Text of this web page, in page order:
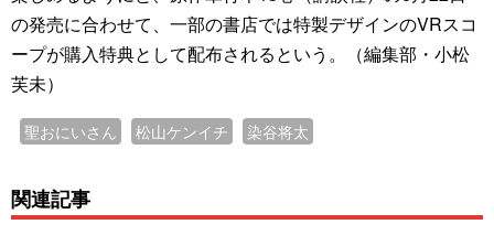
の発売に合わせて、一部の書店では特製デザインのVRスコ
ープが購入特典として配布されるという。（編集部・小松
芙未）
聖おにいさん 松山ケンイチ 染谷将太
関連記事